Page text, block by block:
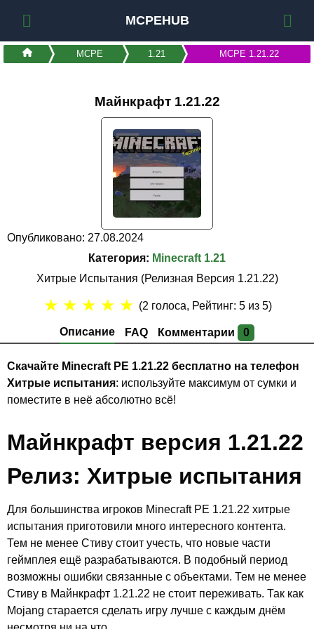
MCPEHUB
MCPE 1.21 MCPE 1.21.22
Майнкрафт 1.21.22
Опубликовано: 27.08.2024
Категория: Minecraft 1.21
Хитрые Испытания (Релизная Версия 1.21.22)
Описание FAQ Комментарии 0
★ ★ ★ ★ ★ (2 голоса, Рейтинг: 5из 5)
Скачайте Minecraft PE 1.21.22 бесплатно на телефон
Хитрые испытания: используйте максимум от сумки и
поместите в неё абсолютно всё!
Майнкрафт версия 1.21.22
Релиз: Хитрые испытания
Для большинства игроков Minecraft PE 1.21.22 хитрые
испытания приготовили много интересного контента.
Тем не менее Стиву стоит учесть, что новые части
геймплея ещё разрабатываются. В подобный период
возможны ошибки связанные с объектами. Тем не менее
Стиву в Майнкрафт 1.21.22 не стоит переживать. Так как
Mojang старается сделать игру лучше с каждым днём